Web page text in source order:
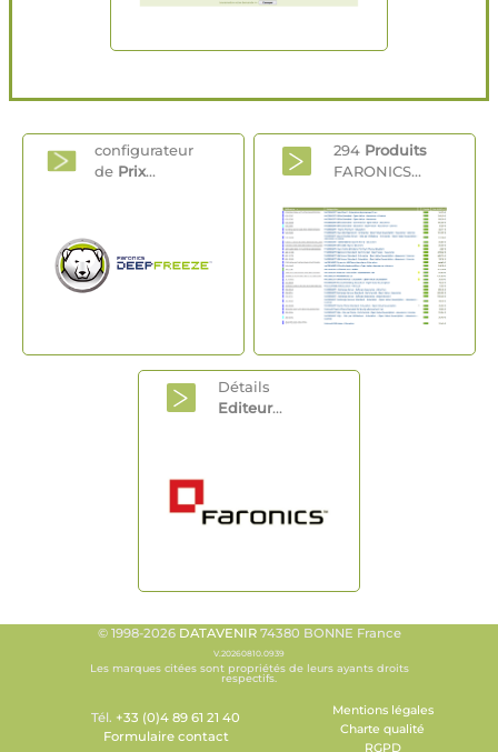
configurateur
de Prix...
294 Produits
FARONICS...
Détails
Editeur...
© 1998-2026 DATAVENIR74380 BONNE France
V.20260810.0939
Les marques citées sont propriétés de leurs ayants droits
respectifs.
Tél. +33 (0)4 89 61 21 40
Formulaire contact
Mentions légales
Charte qualité
RGPD